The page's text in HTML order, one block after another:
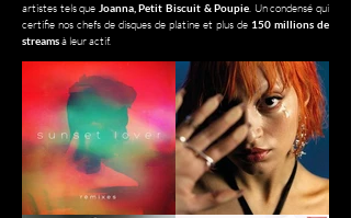
artistes tels que Joanna, Petit Biscuit & Poupie. Un condensé qui
certifie nos chefs de disques de platine et plus de 150 millions de
streamsà leur actif.